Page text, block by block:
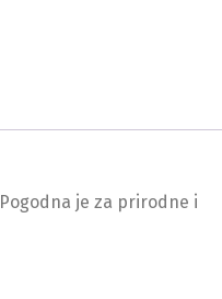
je za prirodne i